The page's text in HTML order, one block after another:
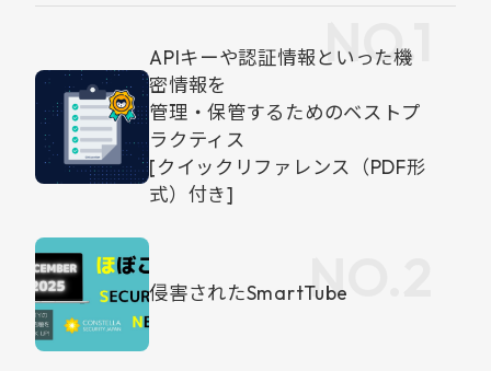
APIキーや認証情報といった機
密情報を
管理・保管するためのベストプ
ラクティス
[クイックリファレンス（PDF形
式）付き]
侵害されたSmartTube